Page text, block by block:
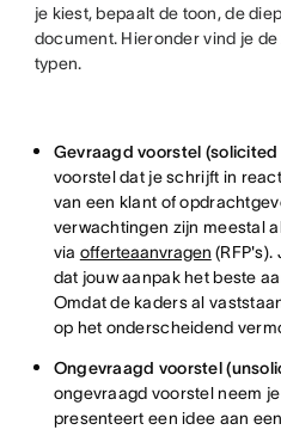
je kiest, bepaalt de toon, de
document. Hieronder vind je
typen.
Gevraagd voorstel
voorstel dat je schrijft in
van een klant of
verwachtingen zijn meestal
via offerteaanvragen (RFP's).
dat jouw aanpak het beste
Omdat de kaders al
op het onderscheidend
Ongevraagd voorstel
ongevraagd voorstel neem
presenteert een idee aan